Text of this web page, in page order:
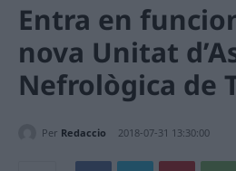
Entra en
nova Unitat
Nefrològica de
Per Redaccio 2018-07-31 13:30:00